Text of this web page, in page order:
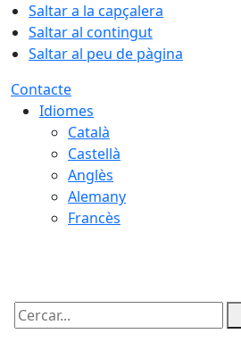
Saltar a la capçalera
Saltar al contingut
Saltar al peu de pàgina
Contacte
Idiomes
Català
Castellà
Anglès
Alemany
Francès
Cercar: